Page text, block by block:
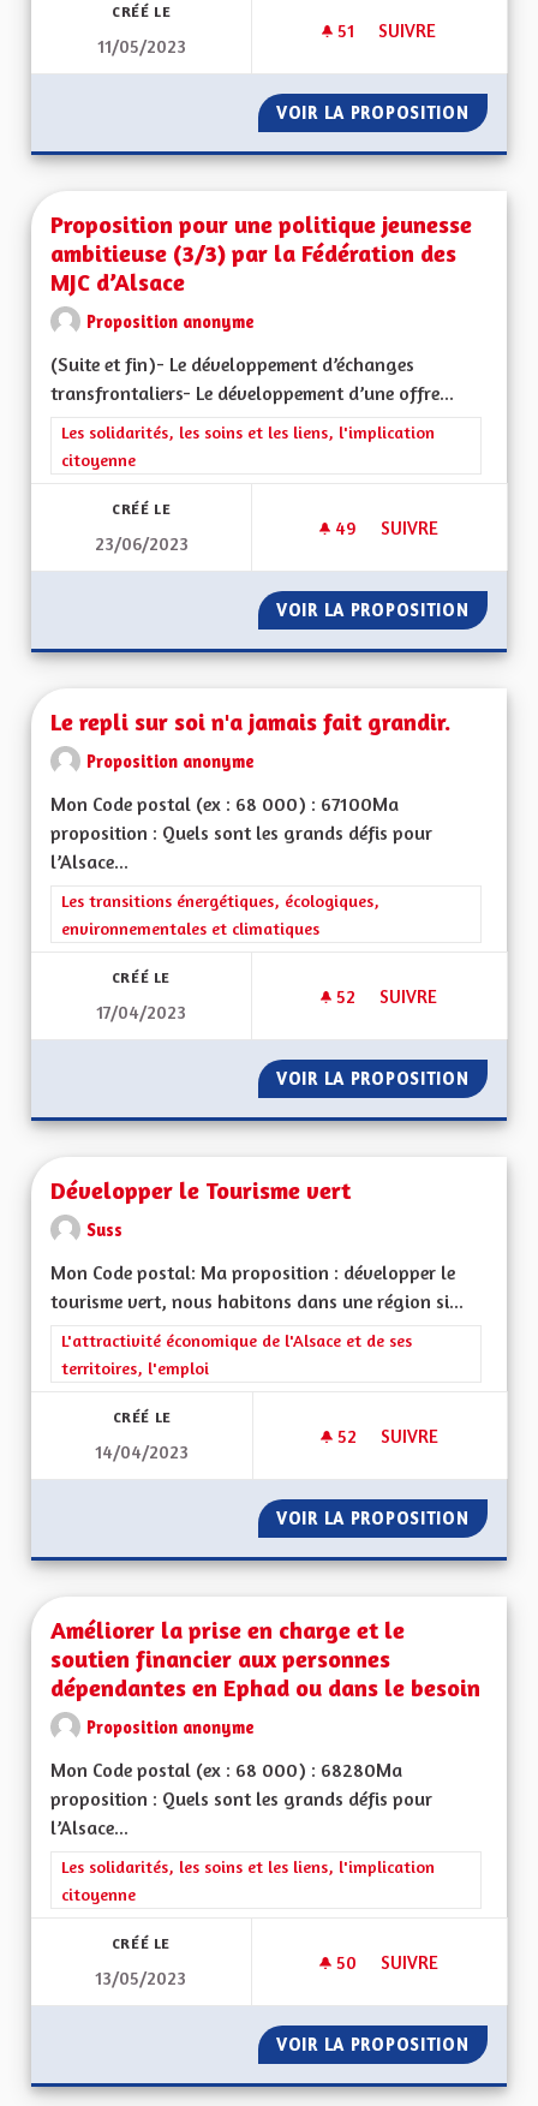
CRÉÉ LE
11/05/2023
51 51 ABONNÉS
SUIVRE
VOIR LA PROPOSITION
Proposition pour une politique jeunesse
ambitieuse (3/3) par la Fédération des
MJC d’Alsace
Proposition anonyme
(Suite et fin)- Le développement d’échanges
transfrontaliers- Le développement d’une offre...
Filtrer les résultats de la catégorie : Les solidarités, les soins
Les solidarités, les soins et les liens, l'implication
citoyenne
CRÉÉ LE
23/06/2023
49 49 ABONNÉS
SUIVRE
VOIR LA PROPOSITION
Le repli sur soi n'a jamais fait grandir.
Proposition anonyme
Mon Code postal (ex : 68 000) : 67100Ma
proposition : Quels sont les grands défis pour
l’Alsace...
Filtrer les résultats de la catégorie : Les transitions
Les transitions énergétiques, écologiques,
environnementales et climatiques
CRÉÉ LE
17/04/2023
52 52 ABONNÉS
SUIVRE
VOIR LA PROPOSITION LE
Développer le Tourisme vert
Suss
Mon Code postal: Ma proposition : développer le
tourisme vert, nous habitons dans une région si...
Filtrer les résultats de la catégorie : L'attractivité
L'attractivité économique de l'Alsace et de ses
territoires, l'emploi
CRÉÉ LE
14/04/2023
52 52 ABONNÉS
SUIVRE
VOIR LA PROPOSITION
Améliorer la prise en charge et le
soutien financier aux personnes
dépendantes en Ephad ou dans le besoin
Proposition anonyme
Mon Code postal (ex : 68 000) : 68280Ma
proposition : Quels sont les grands défis pour
l’Alsace...
Filtrer les résultats de la catégorie : Les solidarités, les soins
Les solidarités, les soins et les liens, l'implication
citoyenne
CRÉÉ LE
13/05/2023
50 50 ABONNÉS
SUIVRE
VOIR LA PROPOSITION